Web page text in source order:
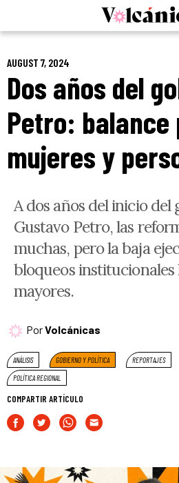
AUGUST 7, 2024
Dos años del
Petro: balance
mujeres y
A dos años del inicio del
Gustavo Petro, las
muchas, pero la baja
bloqueos institucionales
mayores.
PorVolcánicas
ANÁLISIS GOBIERNO Y POLÍTICA REPORTAJES
POLÍTICA REGIONAL
COMPARTIR ARTÍCULO